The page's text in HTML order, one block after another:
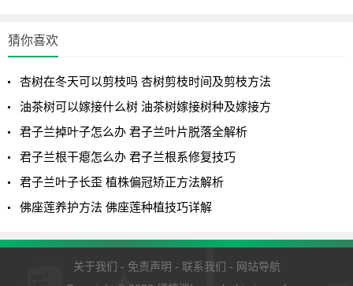
有些时候光照多了，反而对紫背万年青不好，容易把紫背万
候还是把自家的紫背万年青放到外面去晒晒温和的阳光还是
挺好的。
1 2 下一页
猜你喜欢
杏树在冬天可以剪枝吗 杏树剪枝时间及剪枝方法
油茶树可以嫁接什么树 油茶树嫁接树种及嫁接方
君子兰掉叶子怎么办 君子兰叶片脱落全解析
君子兰根干瘪怎么办 君子兰根系修复技巧
君子兰叶子长歪 植株偏冠矫正方法解析
佛座莲养护方法 佛座莲种植技巧详解
关于我们 - 免责声明 - 联系我们 - 网站导航